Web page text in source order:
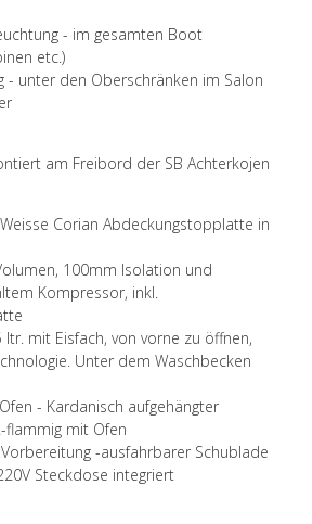
- im gesamten Boot
etc.)
- unter den Oberschränken im Salon
am Freibord der SB Achterkojen
Corian Abdeckungstopplatte in
100mm Isolation und
Kompressor, inkl.
ltr. mit Eisfach, von vorne zu öffnen,
Unter dem Waschbecken
- Kardanisch aufgehängter
flammig mit Ofen
-ausfahrbarer Schublade
Steckdose integriert